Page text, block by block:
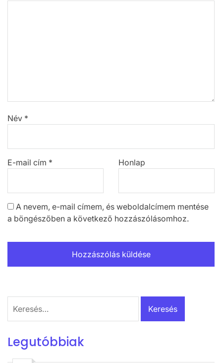
Név *
E-mail cím * Honlap
A nevem, e-mail címem, és weboldalcímem mentése
a böngészőben a következő hozzászólásomhoz.
Legutóbbiak